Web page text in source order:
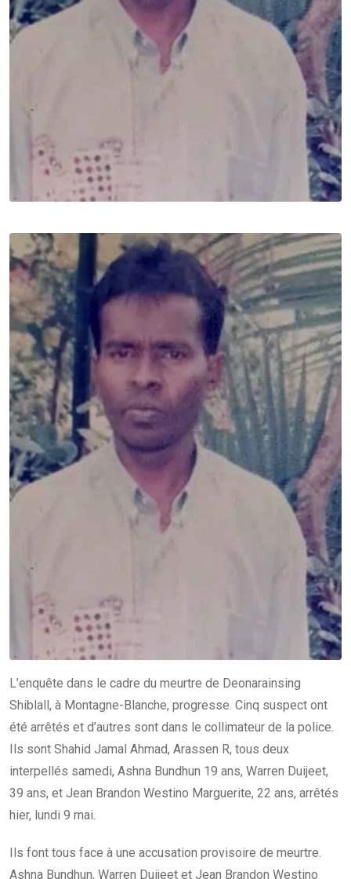
L’enquête dans le cadre du meurtre de Deonarainsing
Shiblall, à Montagne-Blanche, progresse. Cinq suspect ont
été arrêtés et d’autres sont dans le collimateur de la police.
Ils sont Shahid Jamal Ahmad, Arassen R, tous deux
interpellés samedi, Ashna Bundhun 19 ans, Warren Duijeet,
39 ans, et Jean Brandon Westino Marguerite, 22 ans, arrêtés
hier, lundi 9 mai.
Ils font tous face à une accusation provisoire de meurtre.
Ashna Bundhun, Warren Duijeet et Jean Brandon Westino